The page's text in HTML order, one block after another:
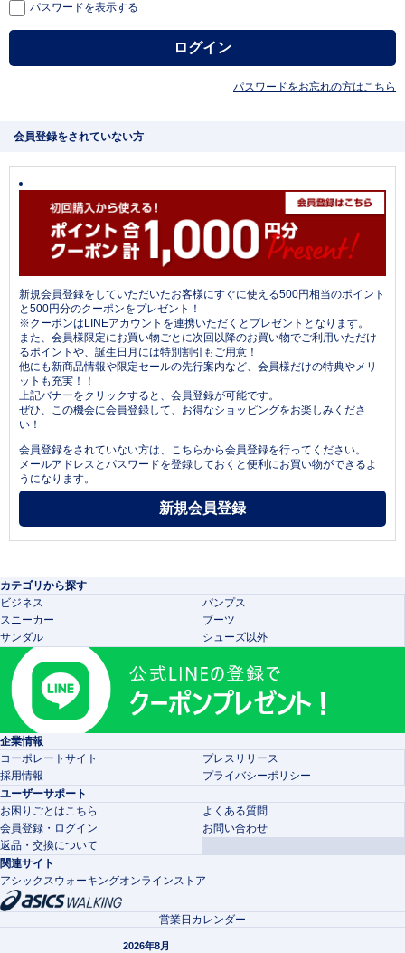
パスワードを表示する
パスワードをお忘れの方はこちら
会員登録をされていない方
新規会員登録をしていただいたお客様にすぐに使える500円相当のポイント
と500円分のクーポンをプレゼント！
※クーポンはLINEアカウントを連携いただくとプレゼントとなります。
また、会員様限定にお買い物ごとに次回以降のお買い物でご利用いただけ
るポイントや、誕生日月には特別割引もご用意！
他にも新商品情報や限定セールの先行案内など、会員様だけの特典やメリ
ットも充実！！
上記バナーをクリックすると、会員登録が可能です。
ぜひ、この機会に会員登録して、お得なショッピングをお楽しみくださ
い！
会員登録をされていない方は、こちらから会員登録を行ってください。
メールアドレスとパスワードを登録しておくと便利にお買い物ができるよ
うになります。
カテゴリから探す
ビジネス
パンプス
スニーカー
ブーツ
サンダル
シューズ以外
企業情報
コーポレートサイト
プレスリリース
採用情報
プライバシーポリシー
ユーザーサポート
お困りごとはこちら
よくある質問
会員登録・ログイン
お問い合わせ
返品・交換について
関連サイト
アシックスウォーキングオンラインストア
営業日カレンダー
2026年8月